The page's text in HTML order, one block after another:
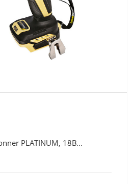
PLATINUM, 18В...